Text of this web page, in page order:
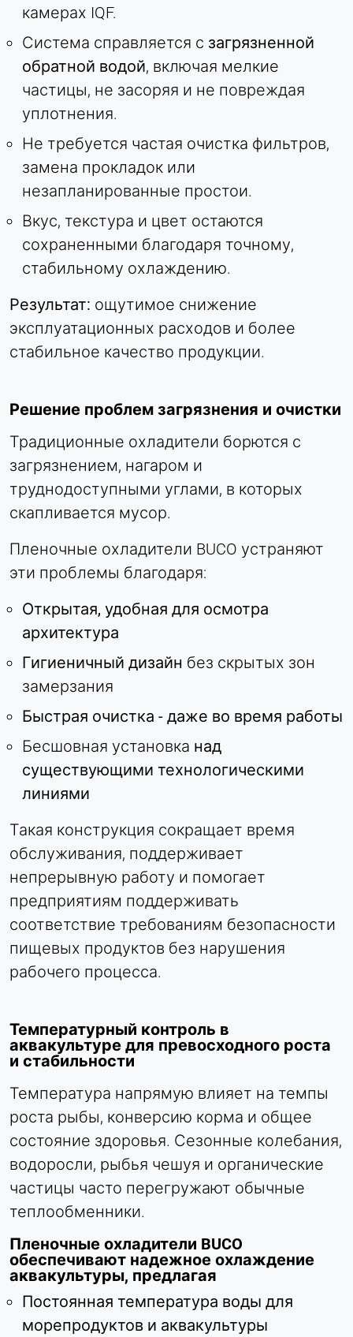
камерах IQF.
Система справляется с загрязненной
обратной водой, включая мелкие
частицы, не засоряя и не повреждая
уплотнения.
Не требуется частая очистка фильтров,
замена прокладок или
незапланированные простои.
Вкус, текстура и цвет остаются
сохраненными благодаря точному,
стабильному охлаждению.
Результат: ощутимое снижение
эксплуатационных расходов и более
стабильное качество продукции.
Решение проблем загрязнения и очистки
Традиционные охладители борются с
загрязнением, нагаром и
труднодоступными углами, в которых
скапливается мусор.
Пленочные охладители BUCO устраняют
эти проблемы благодаря:
Открытая, удобная для осмотра
архитектура
Гигиеничный дизайн без скрытых зон
замерзания
Быстрая очистка - даже во время работы
Бесшовная установка над
существующими технологическими
линиями
Такая конструкция сокращает время
обслуживания, поддерживает
непрерывную работу и помогает
предприятиям поддерживать
соответствие требованиям безопасности
пищевых продуктов без нарушения
рабочего процесса.
Температурный контроль в
аквакультуре для превосходного роста
и стабильности
Температура напрямую влияет на темпы
роста рыбы, конверсию корма и общее
состояние здоровья. Сезонные колебания,
водоросли, рыбья чешуя и органические
частицы часто перегружают обычные
теплообменники.
Пленочные охладители BUCO
обеспечивают надежное охлаждение
аквакультуры, предлагая
Постоянная температура воды для
морепродуктов и аквакультуры
ВНЕШНИЕ МЕДИА
Позволяет использовать контент сторонних
разработчиков, например видео. При активации
технические данные могут передаваться
Vimeo
Name:
vuid, плеер
Provider:
Vimeo, Inc.
Встраивание видеоконтента
Cookie duration:
Сессия - 2 года